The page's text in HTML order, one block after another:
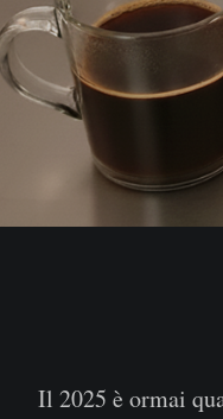
Il 2025 è ormai